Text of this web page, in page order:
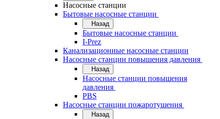
Насосные станции
Бытовые насосные станции
Назад
Бытовые насосные станции
I-Prez
Канализационные насосные станции
Насосные станции повышения давления
Назад
Насосные станции повышения
давления
PBS
Насосные станции пожаротушения
Назад